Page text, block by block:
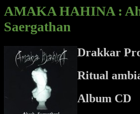
AMAKA HAHINA:
Saergathan
Drakkar
Ritual
Album CD